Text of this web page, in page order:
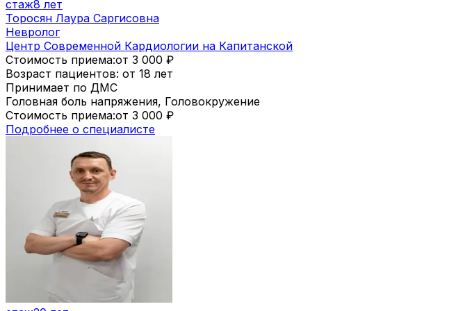
стаж8 лет
Торосян Лаура Саргисовна
Невролог
Центр Современной Кардиологии на Капитанской
Стоимость приема:от 3 000 ₽
Возраст пациентов: от 18 лет
Принимает по ДМС
Головная боль напряжения, Головокружение
Стоимость приема:от 3 000 ₽
Подробнее о специалисте